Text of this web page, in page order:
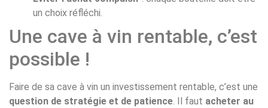
un choix réfléchi.
Une cave à vin rentable, c’est
possible !
Faire de sa cave à vin un investissement rentable, c’est une
question de stratégie et de patience. Il faut acheter au